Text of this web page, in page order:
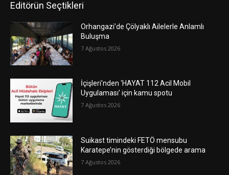
Editörün Seçtikleri
Orhangazi’de Çölyaklı Ailelerle Anlamlı
Buluşma
7 Ağustos 2026
İçişleri’nden ‘HAYAT 112 Acil Mobil
Uygulaması’ için kamu spotu
7 Ağustos 2026
Suikast timindeki FETÖ mensubu
Karatepe’nin gösterdiği bölgede arama
7 Ağustos 2026